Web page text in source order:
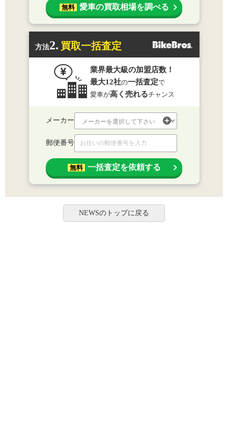
無料 愛車の買取相場を調べる
方法2. 買取一括査定
業界最大級の加盟店数！
最大12社の一括査定で
愛車が高く売れるチャンス
メーカー
郵便番号
無料 一括査定を依頼する
NEWSのトップに戻る